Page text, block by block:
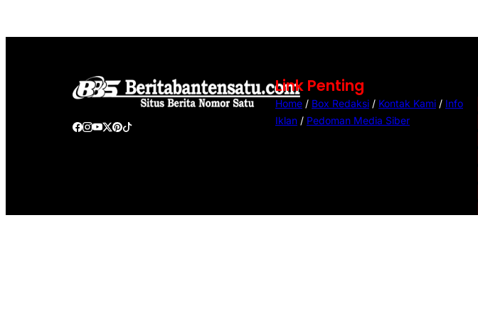
Link Penting
Home / Box Redaksi / Kontak Kami / Info
Iklan / Pedoman Media Siber